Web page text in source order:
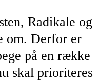
Radikale og
om. Derfor er
på en række
skal prioriteres